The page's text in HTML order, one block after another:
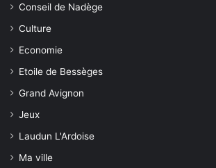
Conseil de Nadège
Culture
Economie
Etoile de Bessèges
Grand Avignon
Jeux
Laudun L'Ardoise
Ma ville